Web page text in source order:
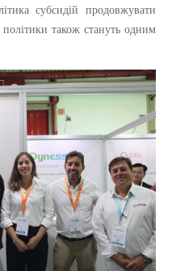
субсидій продовжувати
також стануть одним